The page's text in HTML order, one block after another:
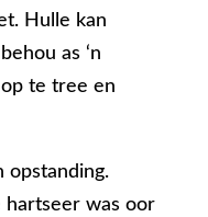
Hulle kan
as ‘n
te tree en
opstanding.
hartseer was oor